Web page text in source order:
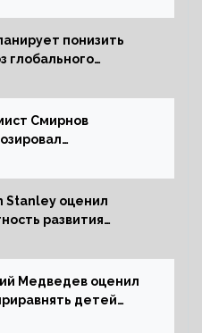
понизить
глобального
отчете
Смирнов
Stanley оценил
развития
Медведев оценил
детей